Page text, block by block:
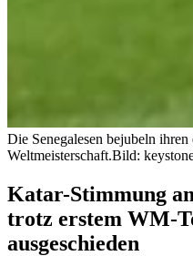
Die Senegalesen bejubeln ihren
Weltmeisterschaft.Bild:
Katar-Stimmung
trotz erstem WM-
ausgeschieden